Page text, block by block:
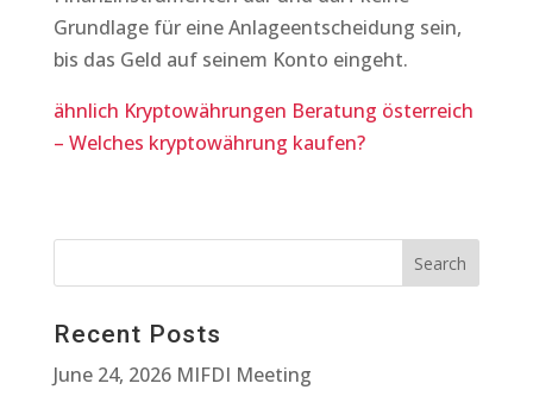
Grundlage für eine Anlageentscheidung sein,
bis das Geld auf seinem Konto eingeht.
ähnlich Kryptowährungen Beratung österreich
– Welches kryptowährung kaufen?
Recent Posts
June 24, 2026 MIFDI Meeting